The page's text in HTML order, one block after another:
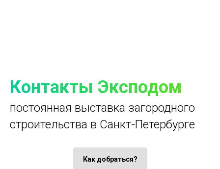
Контакты Эксподом
постоянная выставка загородного
строительства в Санкт-Петербурге
Как добраться?